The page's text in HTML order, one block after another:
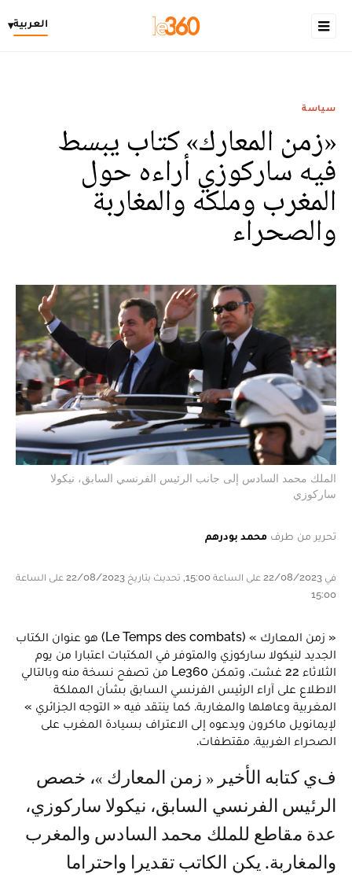
العربية▾
سياسة
«زمن المعارك» كتاب يبسط
فيه ساركوزي أراءه حول
المغرب وملكه والمغاربة
والصحراء
الملك محمد السادس إلى جانب الرئيس الفرنسي السابق، نيكولا
ساركوزي
تحرير من طرف محمد بودرهم
في 22/08/2023 على الساعة 15:00, تحديث بتاريخ 22/08/2023 على الساعة
15:00
« زمن المعارك » (Le Temps des combats) هو عنوان الكتاب
الجديد لنيكولا ساركوزي والمتوفر في المكتبات اعتبارا من يوم
الثلاثاء 22 غشت. وتمكن Le360 من تصفح نسخة منه وبالتالي
الاطلاع على آراء الرئيس الفرنسي السابق بشأن المملكة
المغربية وعاهلها والمغاربة. كما ينتقد فيه « التوجه الجزائري »
لإيمانويل ماكرون ويدعوه إلى الاعتراف بسيادة المغرب على
الصحراء الغربية. مقتطفات.
في كتابه الأخير « زمن المعارك »، خصص
الرئيس الفرنسي السابق، نيكولا ساركوزي،
عدة مقاطع للملك محمد السادس والمغرب
والمغاربة. يكن الكاتب تقديرا واحتراما